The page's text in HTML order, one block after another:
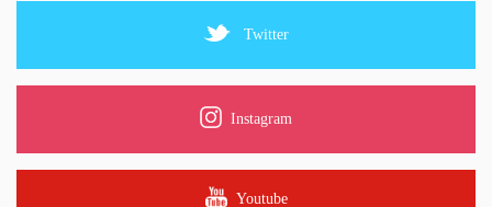
Twitter
Instagram
Youtube